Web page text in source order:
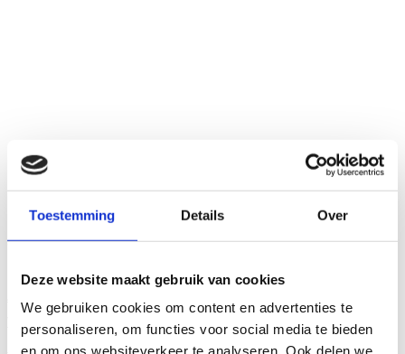
Toestemming Details Over
Deze website maakt gebruik van cookies
We gebruiken cookies om content en advertenties te
personaliseren, om functies voor social media te bieden
en om ons websiteverkeer te analyseren. Ook delen we
Woongemak
Voor wie
De mogelijkheden